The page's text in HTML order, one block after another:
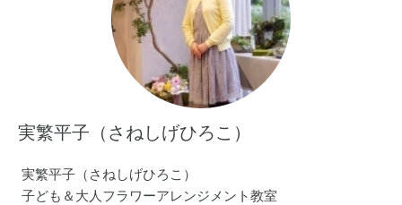
実繁平子（さねしげひろこ）
実繁平子（さねしげひろこ）
子ども＆大人フラワーアレンジメント教室